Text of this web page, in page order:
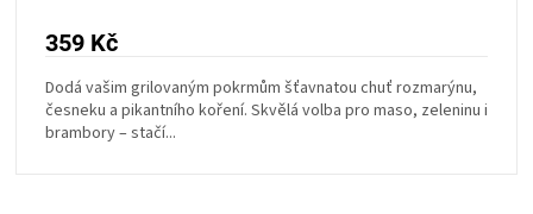
359 Kč
Dodá vašim grilovaným pokrmům šťavnatou chuť rozmarýnu,
česneku a pikantního koření. Skvělá volba pro maso, zeleninu i
brambory – stačí...